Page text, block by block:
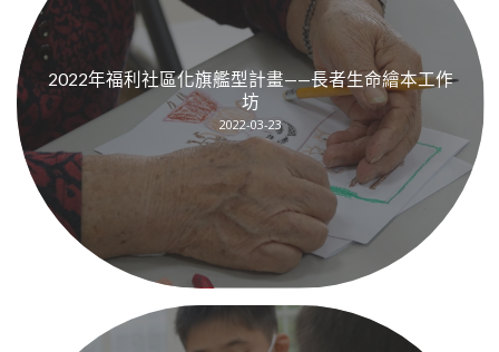
2022年福利社區化旗艦型計畫——長者生命繪本工作
坊
2022-03-23